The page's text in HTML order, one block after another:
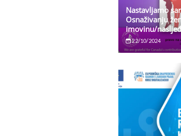
Nastavljamo
Osnaživanju
imovinu/
22/10/2024